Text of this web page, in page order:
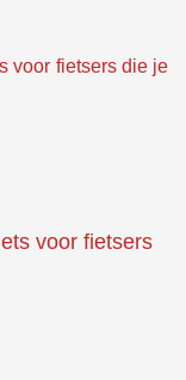
voor fietsers